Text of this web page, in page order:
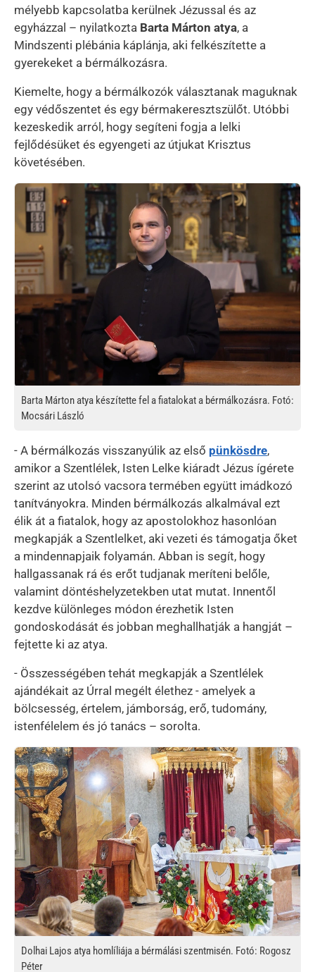
mélyebb kapcsolatba kerülnek Jézussal és az
egyházzal – nyilatkozta Barta Márton atya, a
Mindszenti plébánia káplánja, aki felkészítette a
gyerekeket a bérmálkozásra.
Kiemelte, hogy a bérmálkozók választanak maguknak
egy védőszentet és egy bérmakeresztszülőt. Utóbbi
kezeskedik arról, hogy segíteni fogja a lelki
fejlődésüket és egyengeti az útjukat Krisztus
követésében.
Kép
Barta Márton atya készítette fel a fiatalokat a bérmálkozásra. Fotó:
Mocsári László
- A bérmálkozás visszanyúlik az első pünkösdre,
amikor a Szentlélek, Isten Lelke kiáradt Jézus ígérete
szerint az utolsó vacsora termében együtt imádkozó
tanítványokra. Minden bérmálkozás alkalmával ezt
élik át a fiatalok, hogy az apostolokhoz hasonlóan
megkapják a Szentlelket, aki vezeti és támogatja őket
a mindennapjaik folyamán. Abban is segít, hogy
hallgassanak rá és erőt tudjanak meríteni belőle,
valamint döntéshelyzetekben utat mutat. Innentől
kezdve különleges módon érezhetik Isten
gondoskodását és jobban meghallhatják a hangját –
fejtette ki az atya.
- Összességében tehát megkapják a Szentlélek
ajándékait az Úrral megélt élethez - amelyek a
bölcsesség, értelem, jámborság, erő, tudomány,
istenfélelem és jó tanács – sorolta.
Kép
Dolhai Lajos atya homlíliája a bérmálási szentmisén. Fotó: Rogosz
Péter